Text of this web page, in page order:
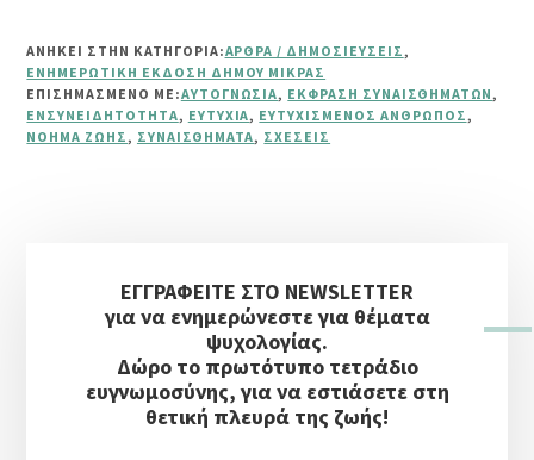
ΑΝΗΚΕΙ ΣΤΗΝ ΚΑΤΗΓΟΡΙΑ:ΆΡΘΡΑ / ΔΗΜΟΣΙΕΎΣΕΙΣ,
ΕΝΗΜΕΡΩΤΙΚΉ ΈΚΔΟΣΗ ΔΉΜΟΥ ΜΊΚΡΑΣ
ΕΠΙΣΗΜΑΣΜΈΝΟ ΜΕ:ΑΥΤΟΓΝΩΣΊΑ, ΈΚΦΡΑΣΗ ΣΥΝΑΙΣΘΗΜΆΤΩΝ,
ΕΝΣΥΝΕΙΔΗΤΌΤΗΤΑ, ΕΥΤΥΧΊΑ, ΕΥΤΥΧΙΣΜΈΝΟΣ ΆΝΘΡΩΠΟΣ,
ΝΌΗΜΑ ΖΩΉΣ, ΣΥΝΑΙΣΘΉΜΑΤΑ, ΣΧΈΣΕΙΣ
ΠλευρικήΕΓΓΡΑΦΕΙΤΕ ΣΤΟ NEWSLETTER
για να ενημερώνεστε για θέματα
ψυχολογίας.
Δώρο το πρωτότυπο τετράδιο
ευγνωμοσύνης, για να εστιάσετε στη
θετική πλευρά της ζωής!